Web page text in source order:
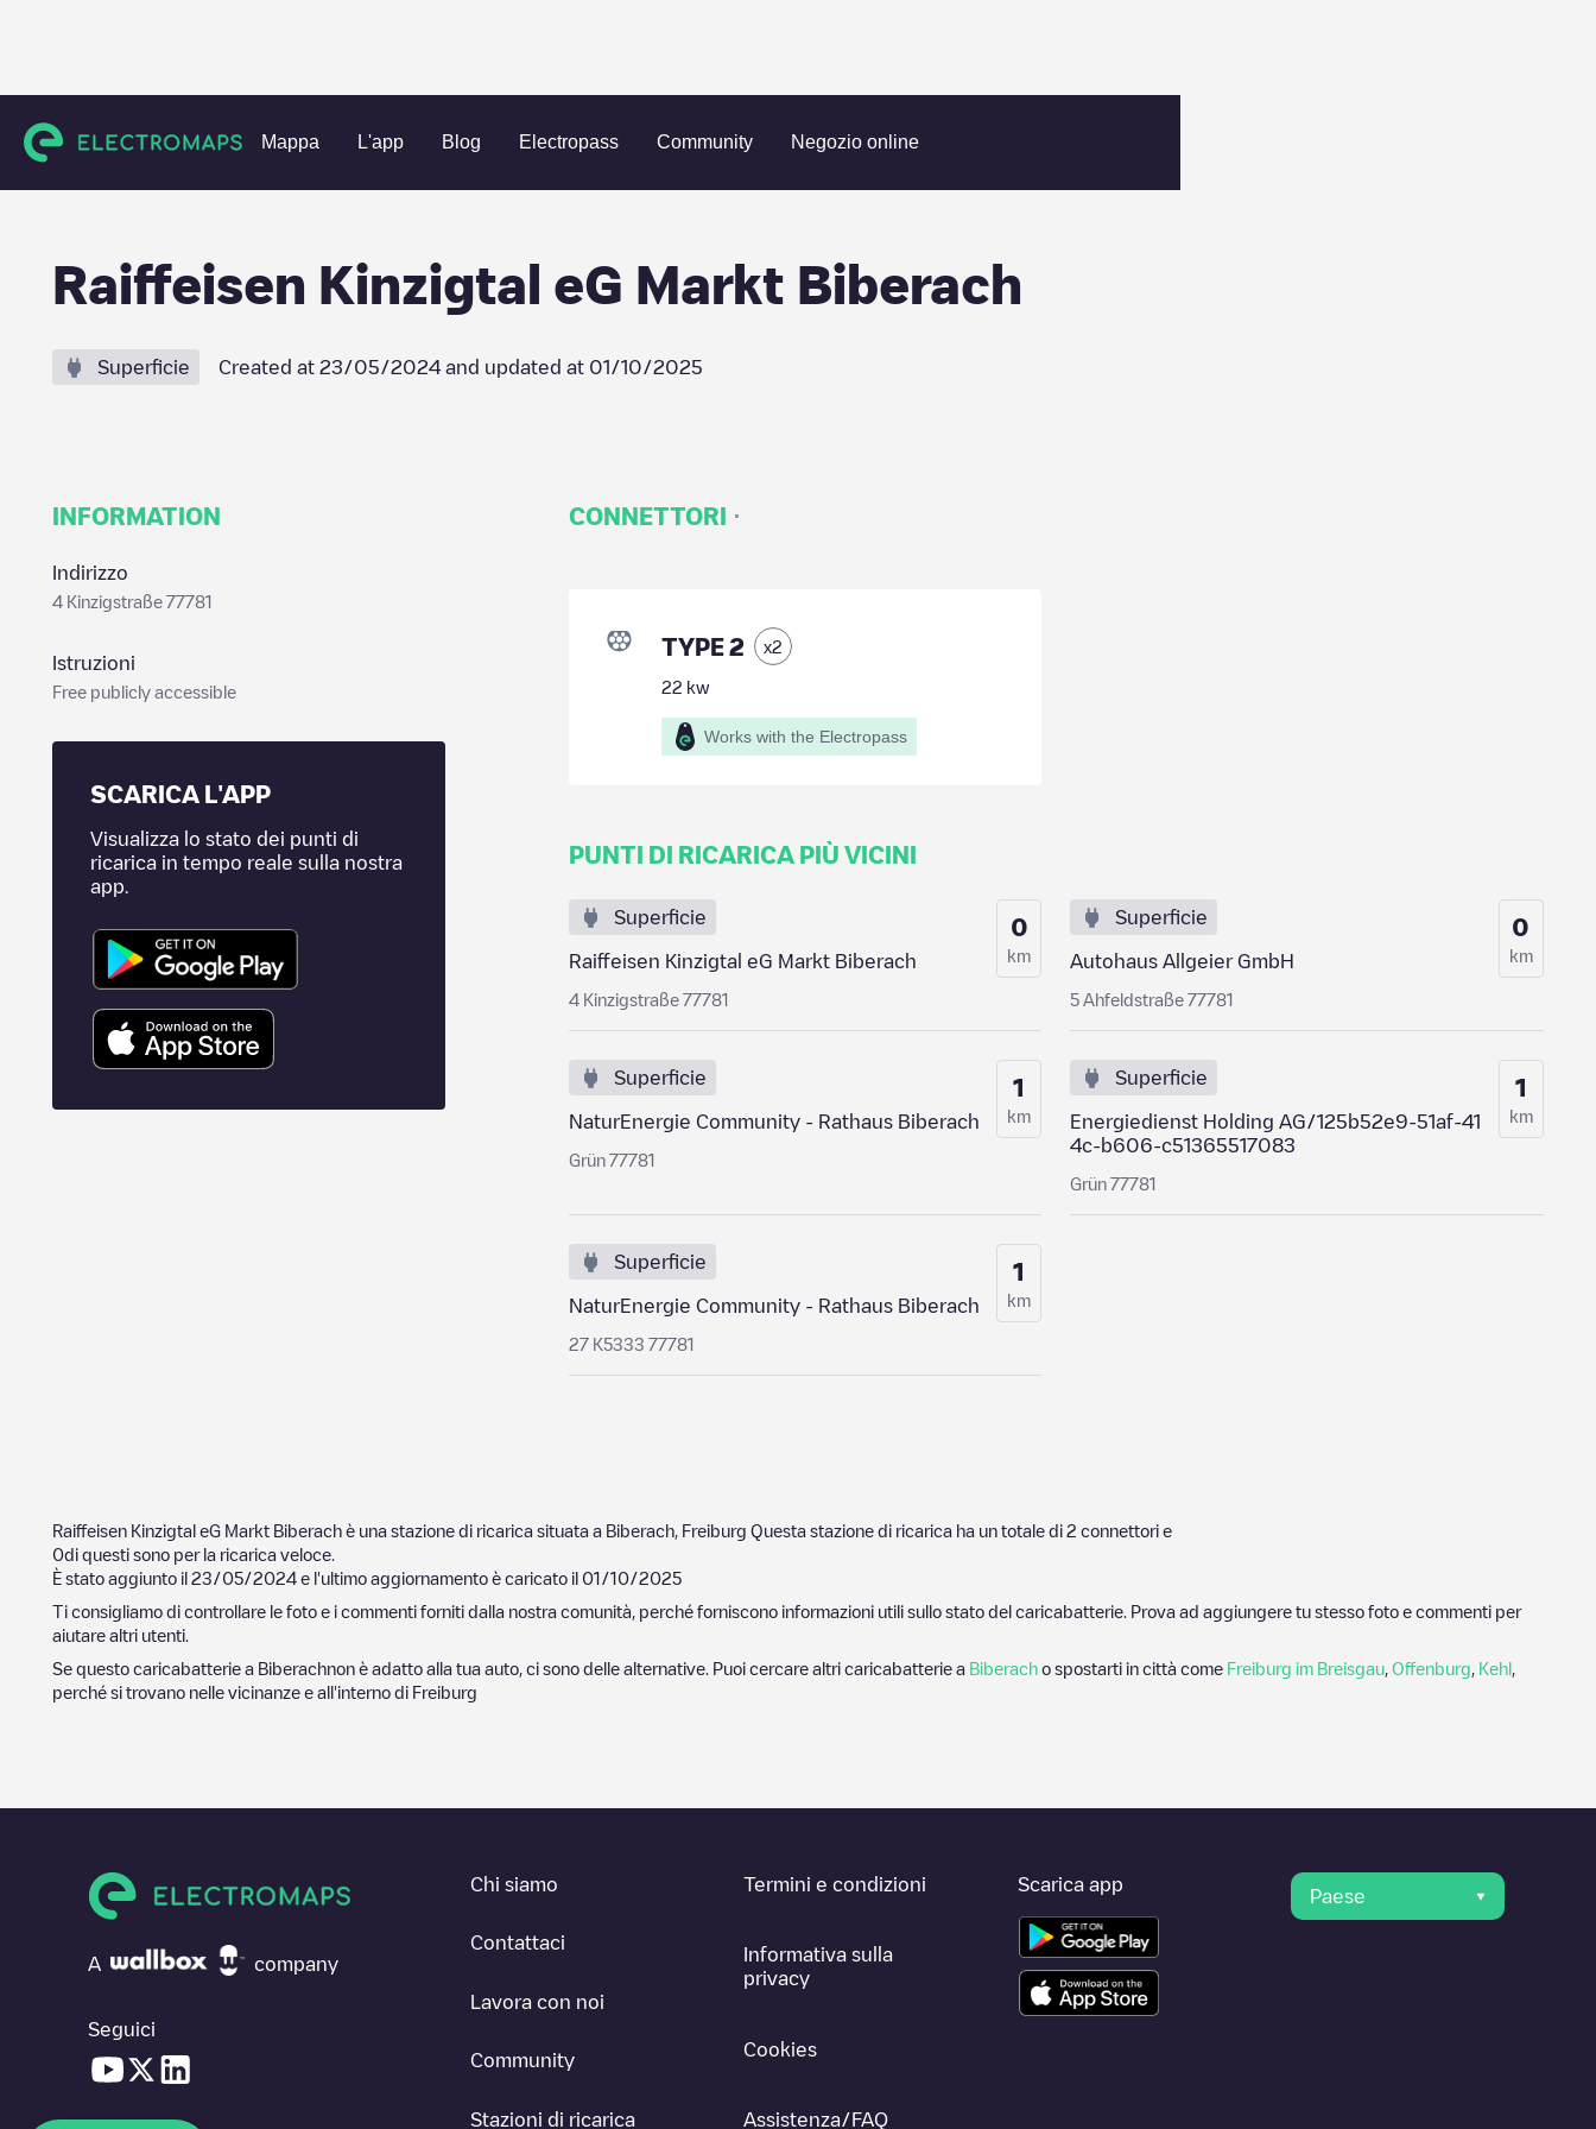
Mappa L'app Blog Electropass Community Negozio online
Charging stations Germania Freiburg Biberach Raiffeisen Kinzigtal eG Markt Biberach
Raiffeisen Kinzigtal eG Markt Biberach
Superficie Created at 23/05/2024 and updated at 01/10/2025
INFORMATION
Indirizzo
4 Kinzigstraße 77781
Istruzioni
Free publicly accessible
SCARICA L'APP
Visualizza lo stato dei punti di
ricarica in tempo reale sulla nostra
app.
CONNETTORI ·
TYPE 2 x2
22 kw
Works with the Electropass
PUNTI DI RICARICA PIÙ VICINI
Superficie
Raiffeisen Kinzigtal eG Markt Biberach
4 Kinzigstraße 77781
0
km
Superficie
Autohaus Allgeier GmbH
5 Ahfeldstraße 77781
0
km
Superficie
NaturEnergie Community - Rathaus Biberach
Grün 77781
1
km
Superficie
Energiedienst Holding AG/125b52e9-51af-41
4c-b606-c51365517083
Grün 77781
1
km
Superficie
NaturEnergie Community - Rathaus Biberach
27 K5333 77781
1
km
Raiffeisen Kinzigtal eG Markt Biberach è una stazione di ricarica situata a Biberach Freiburg Questa stazione di ricarica ha un totale di 2 connettori e
0di questi sono per la ricarica veloce.
È stato aggiunto il 23/05/2024 e l'ultimo aggiornamento è caricato il 01/10/2025
Ti consigliamo di controllare le foto e i commenti forniti dalla nostra comunità, perché forniscono informazioni utili sullo stato del caricabatterie. Prova ad aggiungere tu stesso foto e commenti per
aiutare altri utenti.
Se questo caricabatterie a Biberachnon è adatto alla tua auto, ci sono delle alternative. Puoi cercare altri caricabatterie a Biberach o spostarti in città come Freiburg im Breisgau Offenburg Kehl
perché si trovano nelle vicinanze e all'interno di Freiburg
A company
Seguici
Chi siamo
Contattaci
Lavora con noi
Community
Stazioni di ricarica
Termini e condizioni
Informativa sulla
privacy
Cookies
Assistenza/FAQ
Scarica app
Paese